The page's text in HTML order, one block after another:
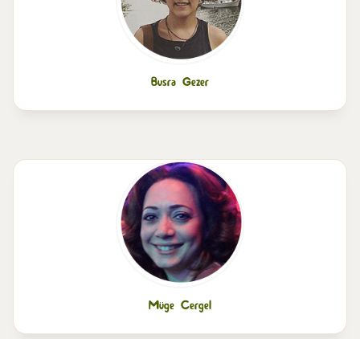
Busra Gezer
Müge Cergel